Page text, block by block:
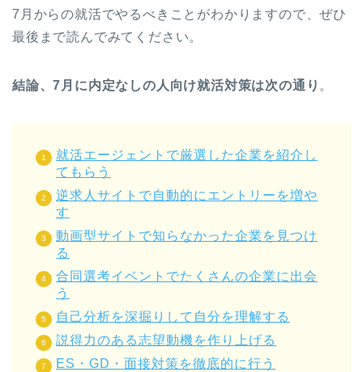
7月からの就活でやるべきことがわかりますので、ぜひ
最後まで読んでみてください。
結論、7月に内定なしの人向け就活対策は次の通り 。
就活エージェントで厳選した企業を紹介し
てもらう
逆求人サイトで自動的にエントリーを増や
す
動画型サイトで知らなかった企業を見つけ
る
合同選考イベントでたくさんの企業に出会
う
自己分析を深掘りして自分を理解する
説得力のある志望動機を作り上げる
ES・GD・面接対策を徹底的に行う